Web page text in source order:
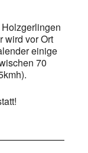
wird vor Ort
einige
70